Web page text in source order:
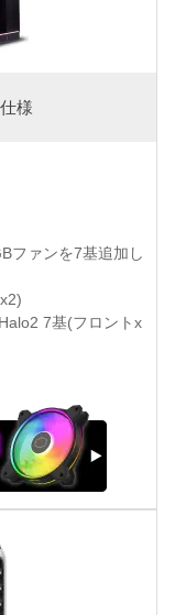
様
ファンを7基追加し
7基(フロントx